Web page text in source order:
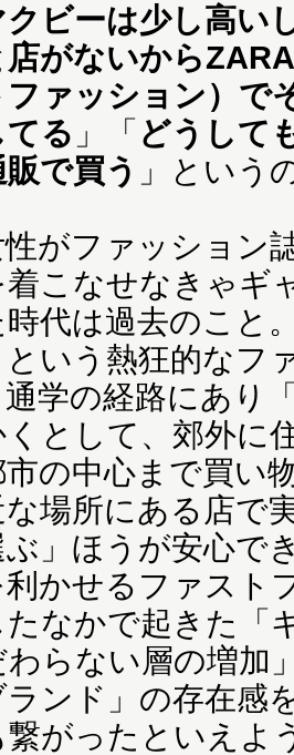
ビーは少し高い
がないから
ファッション）
る 」「どうして
で買う 」という
がファッション
着こなせなきゃギ
時代は過去のこと
という熱狂的なフ
学の経路にあり
くとして、郊外に
の中心まで買い
場所にある店で
ぶ」ほうが安心で
かせるファスト
たなかで起きた「
らない層の増加
ンド」の存在感
繋がったといえよ